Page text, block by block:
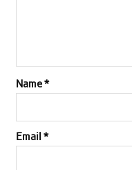
Name*
Email *